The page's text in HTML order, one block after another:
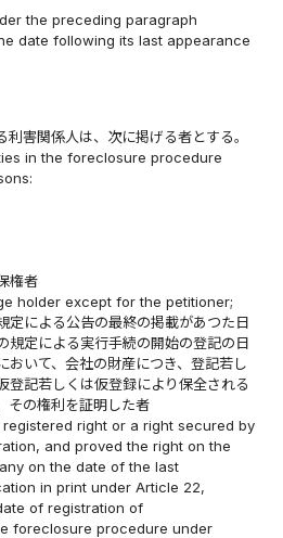
the preceding paragraph
date following its last appearance
利害関係人は、次に掲げる者とする。
in the foreclosure procedure
権者
holder except for the petitioner;
定による公告の最終の掲載があつた日
規定による実行手続の開始の登記の日
おいて、会社の財産につき、登記若し
登記若しくは仮登録により保全される
その権利を証明した者
right or a right secured by
and proved the right on the
on the date of the last
in print under Article 22,
of registration of
foreclosure procedure under